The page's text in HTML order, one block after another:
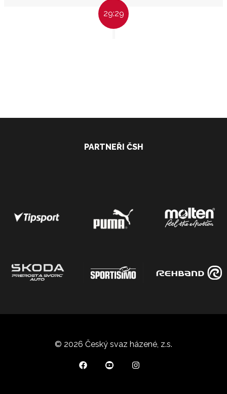
29:29
PARTNEŘI ČSH
© 2026 Český svaz házené, z.s.